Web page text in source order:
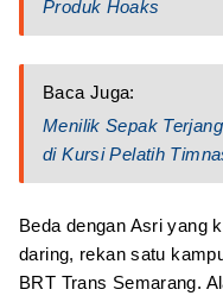
Produk Hoaks
Baca Juga:
Menilik Sepak
di Kursi Pelatih
Beda dengan Asri yang
daring, rekan satu
BRT Trans Semarang.